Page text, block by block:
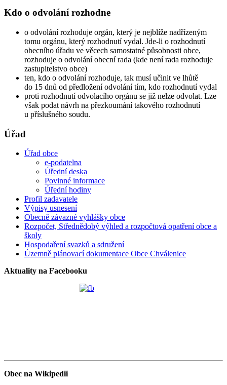
Kdo o odvolání rozhodne
o odvolání rozhoduje orgán, který je nejblíže nadřízeným
tomu orgánu, který rozhodnutí vydal. Jde-li o rozhodnutí
obecního úřadu ve věcech samostatné působnosti obce,
rozhoduje o odvolání obecní rada (kde není rada rozhoduje
zastupitelstvo obce)
ten, kdo o odvolání rozhoduje, tak musí učinit ve lhůtě
do 15 dnů od předložení odvolání tím, kdo rozhodnutí vydal
proti rozhodnutí odvolacího orgánu se již nelze odvolat. Lze
však podat návrh na přezkoumání takového rozhodnutí
u příslušného soudu.
Úřad
Úřad obce
e-podatelna
Úřední deska
Povinné informace
Úřední hodiny
Profil zadavatele
Výpisy usnesení
Obecně závazné vyhlášky obce
Rozpočet, Střednědobý výhled a rozpočtová opatření obce a
školy
Hospodaření svazků a sdružení
Územně plánovací dokumentace Obce Chválenice
Aktuality na Facebooku
Obec na Wikipedii